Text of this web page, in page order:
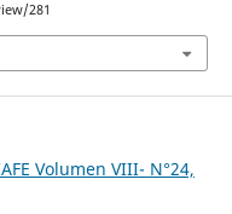
281
Volumen VIII- N°24,